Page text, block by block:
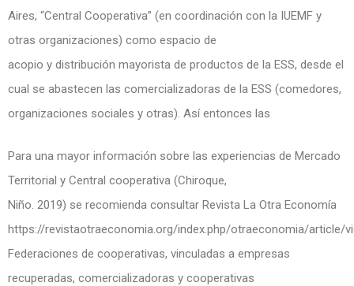
Aires, “Central Cooperativa” (en coordinación con la IUEMF y
otras organizaciones) como espacio de
acopio y distribución mayorista de productos de la ESS, desde el
cual se abastecen las comercializadoras de la ESS (comedores,
organizaciones sociales y otras). Así entonces las
Para una mayor información sobre las experiencias de Mercado
Territorial y Central cooperativa (Chiroque,
Niño. 2019) se recomienda consultar Revista La Otra Economía
https://revistaotraeconomia.org/index.php/otraeconomia/article/
Federaciones de cooperativas, vinculadas a empresas
recuperadas, comercializadoras y cooperativas